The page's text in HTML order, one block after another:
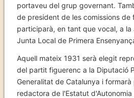
portaveu del grup governant.
de president de les comissions de
participarà, en tant que vocal, a la
Junta Local de Primera
Aquell mateix 1931 serà elegit
del partit figuerenc a la Diputació
Generalitat de Catalunya i
redactora de l'Estatut